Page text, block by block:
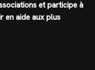
et participe à
en aide aux plus